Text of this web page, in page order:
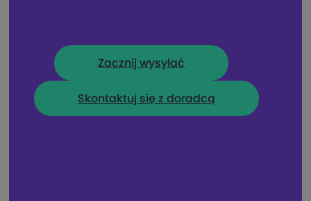
Zacznij wysyłać
Skontaktuj się z doradcą